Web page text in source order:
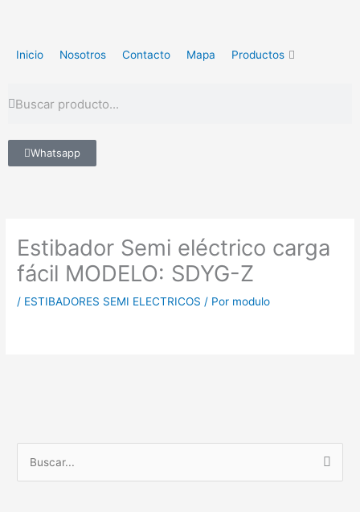
Inicio
Nosotros Contacto Mapa Productos
Whatsapp
Estibador Semi eléctrico carga
fácil MODELO: SDYG-Z
/ ESTIBADORES SEMI ELECTRICOS / Por modulo